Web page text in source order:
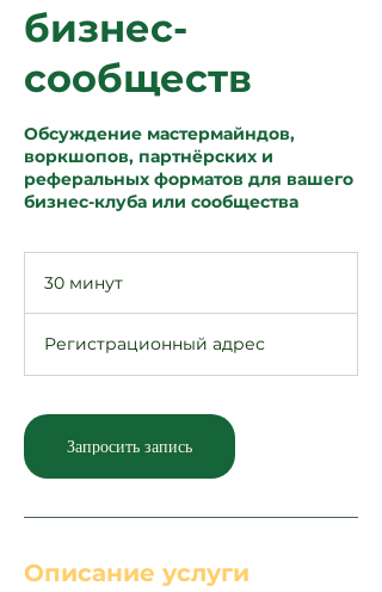
бизнес-
сообществ
Обсуждение мастермайндов,
воркшопов, партнёрских и
реферальных форматов для вашего
бизнес-клуба или сообщества
30 минут
и
н
т
Регистрационный адрес
Запросить запись
Описание услуги